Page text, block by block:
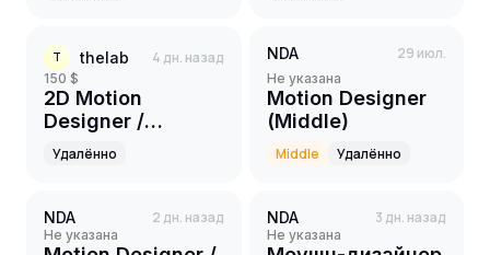
T thelab 4 дн. назад
150 $
2D Motion
Designer /
Character
Animator
Удалённо
NDA 29 июл.
Не указана
Motion Designer
(Middle)
Middle Удалённо
NDA 2 дн. назад
Не указана
NDA 3 дн. назад
Не указана